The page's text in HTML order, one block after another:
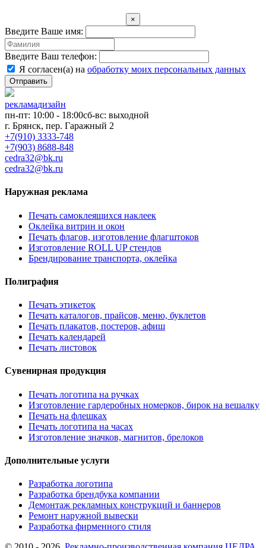
×
Введите Ваше имя:
Введите Ваш телефон:
Я согласен(а) на обработку моих персональных данных
Отправить
рекламадизайн
пн-пт: 10:00 - 18:00сб-вс: выходной
г. Брянск, пер. Гаражный 2
+7(910) 3333-748
+7(903) 8688-848
cedra32@bk.ru
cedra32@bk.ru
Наружная реклама
Печать самоклеящихся наклеек
Оклейка витрин и окон
Печать флагов, изготовление флагштоков
Изготовление ROLL UP стендов
Брендирование транспорта, оклейка
Полиграфия
Печать этикеток
Печать каталогов, прайсов, меню, буклетов
Печать плакатов, постеров, афиш
Печать календарей
Печать листовок
Сувенирная продукция
Печать логотипа на ручках
Изготовление гардеробных номерков, бирок на вешалку
Печать на флешках
Печать логотипа на часах
Изготовление значков, магнитов, брелоков
Дополнительные услуги
Разработка логотипа
Разработка брендбука компании
Демонтаж рекламных конструкций и баннеров
Ремонт наружной вывески
Разработка фирменного стиля